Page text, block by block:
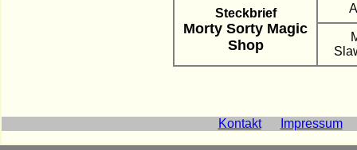
Steckbrief
Morty Sorty Magic
Shop
Kontakt Impressum